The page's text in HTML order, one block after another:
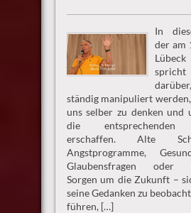
In
der am
ständig manipuliert
uns selber zu denken und
die entsprechenden
erschaffen. Alte
Angstprogramme,
Glaubensfragen oder
Sorgen um die Zukunft –
seine Gedanken zu
führen, […]